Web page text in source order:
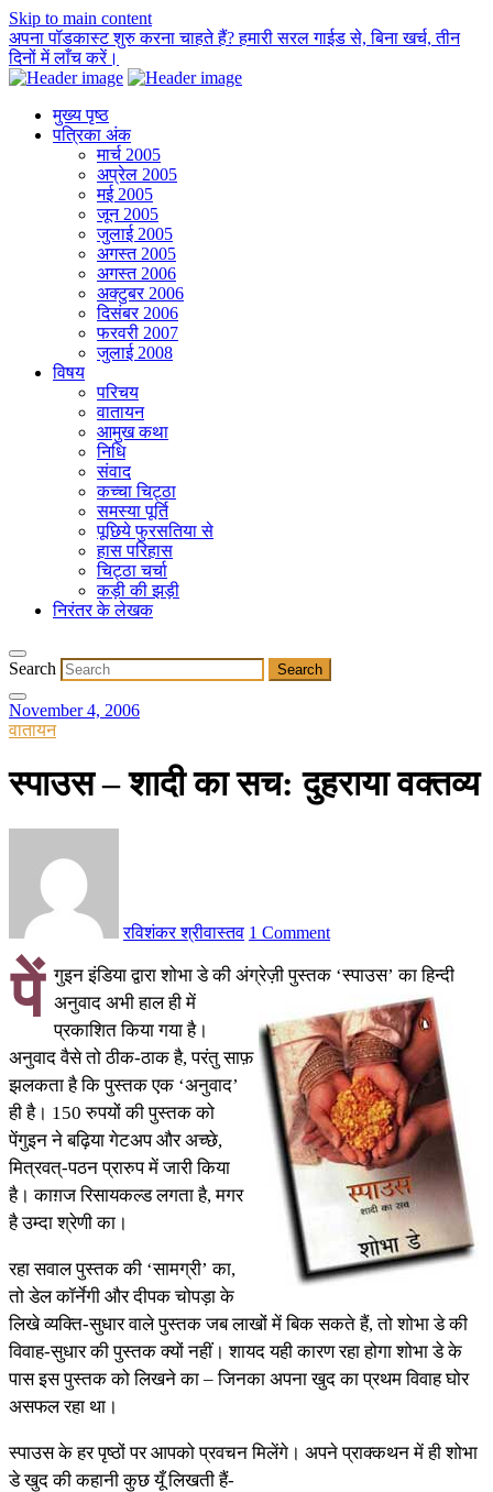
Skip to main content
अपना पॉडकास्ट शुरु करना चाहते हैं? हमारी सरल गाईड से, बिना खर्च, तीन
दिनों में लाँच करें।
मुख्य पृष्ठ
पत्रिका अंक
मार्च 2005
अप्रेल 2005
मई 2005
जून 2005
जुलाई 2005
अगस्त 2005
अगस्त 2006
अक्टुबर 2006
दिसंबर 2006
फरवरी 2007
जुलाई 2008
विषय
परिचय
वातायन
आमुख कथा
निधि
संवाद
कच्चा चिट्ठा
समस्या पूर्ति
पूछिये फुरसतिया से
हास परिहास
चिट्ठा चर्चा
कड़ी की झड़ी
निरंतर के लेखक
Search
November 4, 2006
वातायन
स्पाउस – शादी का सच: दुहराया वक्तव्य
रविशंकर श्रीवास्तव 1 Comment
पें गुइन इंडिया द्वारा शोभा डे की अंग्रेज़ी पुस्तक ‘स्पाउस’ का हिन्दी
अनुवाद अभी हाल ही में
प्रकाशित किया गया है।
अनुवाद वैसे तो ठीक-ठाक है, परंतु साफ़
झलकता है कि पुस्तक एक ‘अनुवाद’
ही है। 150 रुपयों की पुस्तक को
पेंगुइन ने बढ़िया गेटअप और अच्छे,
मित्रवत्-पठन प्रारुप में जारी किया
है। काग़ज रिसायकल्ड लगता है, मगर
है उम्दा श्रेणी का।
रहा सवाल पुस्तक की ‘सामग्री’ का,
तो डेल कॉर्नेगी और दीपक चोपड़ा के
लिखे व्यक्ति-सुधार वाले पुस्तक जब लाखों में बिक सकते हैं, तो शोभा डे की
विवाह-सुधार की पुस्तक क्यों नहीं। शायद यही कारण रहा होगा शोभा डे के
पास इस पुस्तक को लिखने का – जिनका अपना खुद का प्रथम विवाह घोर
असफल रहा था।
स्पाउस के हर पृष्ठों पर आपको प्रवचन मिलेंगे। अपने प्राक्कथन में ही शोभा
डे खुद की कहानी कुछ यूँ लिखती हैं-